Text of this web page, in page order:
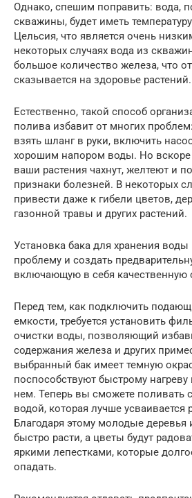
Однако, спешим поправить: вода,
скважины, будет иметь
Цельсия, что является очень
некоторых случаях вода из
большое количество железа, что
сказывается на здоровье растений.
Естественно, такой способ
полива избавит от многих
взять шланг в руки, включить
хорошим напором воды. Но вскоре
ваши растения чахнут, желтеют и
признаки болезней. В некоторых
привести даже к гибели цветов,
газонной травы и других растений.
Установка бака для хранения
проблему и создать
включающую в себя качественную
Перед тем, как подключить
емкости, требуется установить
очистки воды, позволяющий
содержания железа и других
выбранный бак имеет темную
поспособствуют быстрому
нем. Теперь вы сможете поливать
водой, которая лучше усваивается
Благодаря этому молодые деревья
быстро расти, а цветы будут
яркими лепестками, которые
опадать.